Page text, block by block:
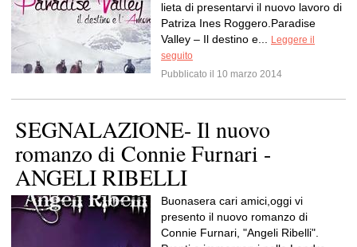
lieta di presentarvi il nuovo lavoro di
Patriza Ines Roggero.Paradise
Valley – Il destino e...
Leggere il
seguito
Pubblicato il 10 marzo 2014
SEGNALAZIONE- Il nuovo
romanzo di Connie Furnari -
ANGELI RIBELLI
Buonasera cari amici,oggi vi
presento il nuovo romanzo di
Connie Furnari, "Angeli Ribelli".